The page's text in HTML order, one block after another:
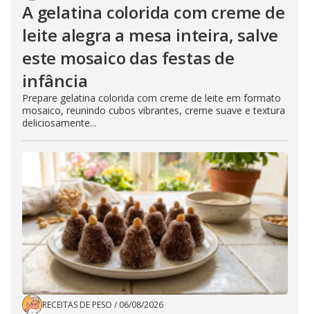
A gelatina colorida com creme de
leite alegra a mesa inteira, salve
este mosaico das festas de
infância
Prepare gelatina colorida com creme de leite em formato
mosaico, reunindo cubos vibrantes, creme suave e textura
deliciosamente...
RECEITAS DE PESO / 06/08/2026